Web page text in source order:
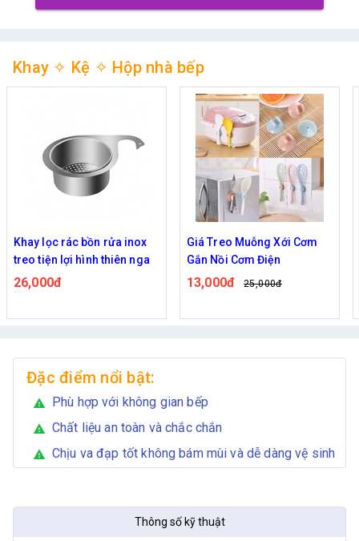
Khay ✧ Kệ ✧ Hộp nhà bếp
Giá Treo Muỗng Xới Cơm
Gắn Nồi Cơm Điện
13,000đ
Sét 8 dĩa hình gấu
89,000đ 145,000đ
Đặc điểm nổi bật:
warning Phù hợp với không gian bếp
warning Chất liệu an toàn và chắc chắn
warning Chịu va đạp tốt không bám mùi và dễ dàng vệ sinh
Thông số kỹ thuật